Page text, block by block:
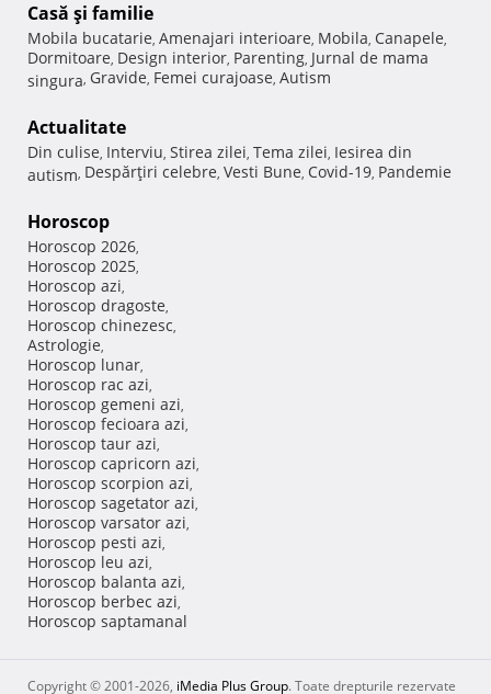
Casă şi familie
Mobila bucatarie, Amenajari interioare, Mobila, Canapele,
Dormitoare, Design interior, Parenting, Jurnal de mama
singura, Gravide, Femei curajoase, Autism
Actualitate
Din culise, Interviu, Stirea zilei, Tema zilei, Iesirea din
autism, Despărţiri celebre, Vesti Bune, Covid-19, Pandemie
Horoscop
Horoscop 2026,
Horoscop 2025,
Horoscop azi,
Horoscop dragoste,
Horoscop chinezesc,
Astrologie,
Horoscop lunar,
Horoscop rac azi,
Horoscop gemeni azi,
Horoscop fecioara azi,
Horoscop taur azi,
Horoscop capricorn azi,
Horoscop scorpion azi,
Horoscop sagetator azi,
Horoscop varsator azi,
Horoscop pesti azi,
Horoscop leu azi,
Horoscop balanta azi,
Horoscop berbec azi,
Horoscop saptamanal
Copyright © 2001-2026, iMedia Plus Group. Toate drepturile rezervate